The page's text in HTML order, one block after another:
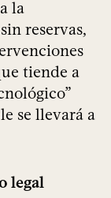
la
reservas,
tiende a
se llevará a
legal